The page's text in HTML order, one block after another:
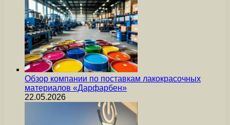
Обзор компании по поставкам лакокрасочных
материалов «Дарфарбен»
22.05.2026